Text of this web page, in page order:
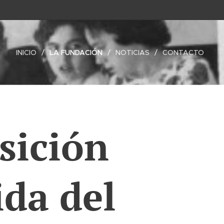
INICIO LA FUNDACIÓN NOTICIAS CONTACTO
del